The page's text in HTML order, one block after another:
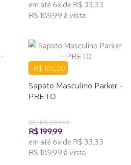
em até 6x de R$ 33,33
R$ 189,99 à vista
-R$ 100,00
Sapato Masculino Parker -
PRETO
DE: R$ 299,99
R$ 199,99
em até 6x de R$ 33,33
R$ 189,99 à vista